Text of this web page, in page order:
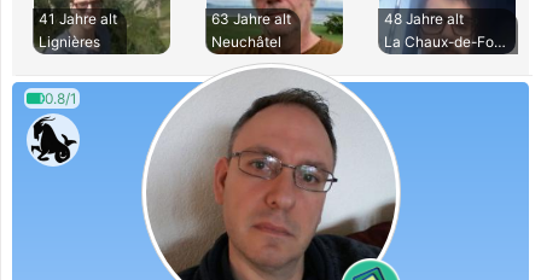
41 Jahre alt
Lignières
63 Jahre alt
Neuchâtel
48 Jahre alt
La Chaux-de-Fonds
0.8/1